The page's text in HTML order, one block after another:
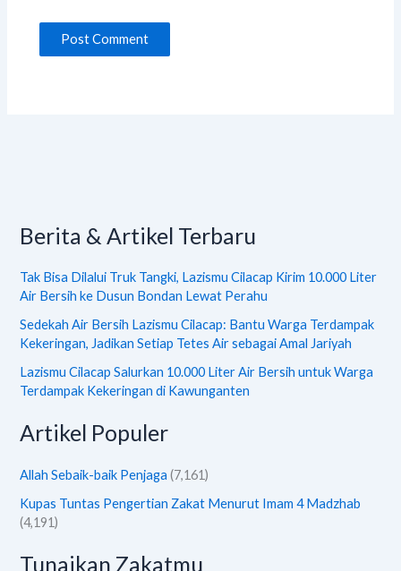
Berita & Artikel Terbaru
Tak Bisa Dilalui Truk Tangki, Lazismu Cilacap Kirim 10.000 Liter
Air Bersih ke Dusun Bondan Lewat Perahu
Sedekah Air Bersih Lazismu Cilacap: Bantu Warga Terdampak
Kekeringan, Jadikan Setiap Tetes Air sebagai Amal Jariyah
Lazismu Cilacap Salurkan 10.000 Liter Air Bersih untuk Warga
Terdampak Kekeringan di Kawunganten
Artikel Populer
Allah Sebaik-baik Penjaga (7,161)
Kupas Tuntas Pengertian Zakat Menurut Imam 4 Madzhab
(4,191)
Tunaikan Zakatmu